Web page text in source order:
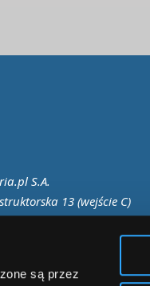
są przez
S.A.
13 (wejście C)